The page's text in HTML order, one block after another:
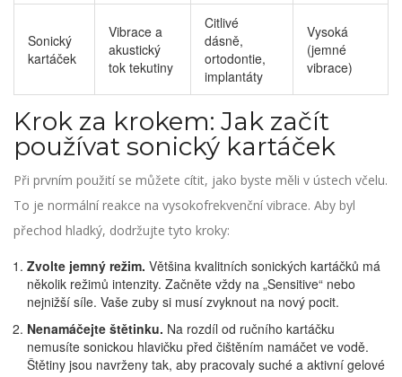
Sonický
kartáček
Vibrace a
akustický
tok tekutiny
Citlivé
dásně,
ortodontie,
implantáty
Vysoká
(jemné
vibrace)
Krok za krokem: Jak začít
používat sonický kartáček
Při prvním použití se můžete cítit, jako byste měli v ústech včelu.
To je normální reakce na vysokofrekvenční vibrace. Aby byl
přechod hladký, dodržujte tyto kroky:
Zvolte jemný režim. Většina kvalitních sonických kartáčků má
několik režimů intenzity. Začněte vždy na „Sensitive“ nebo
nejnižší síle. Vaše zuby si musí zvyknout na nový pocit.
Nenamáčejte štětinku. Na rozdíl od ručního kartáčku
nemusíte sonickou hlavičku před čištěním namáčet ve vodě.
Štětiny jsou navrženy tak, aby pracovaly suché a aktivní gelové